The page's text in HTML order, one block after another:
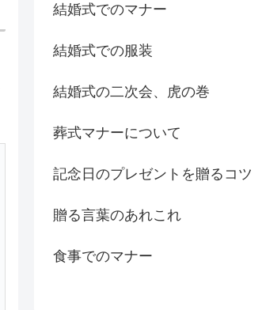
結婚式でのマナー
結婚式での服装
結婚式の二次会、虎の巻
葬式マナーについて
記念日のプレゼントを贈るコツ
贈る言葉のあれこれ
食事でのマナー